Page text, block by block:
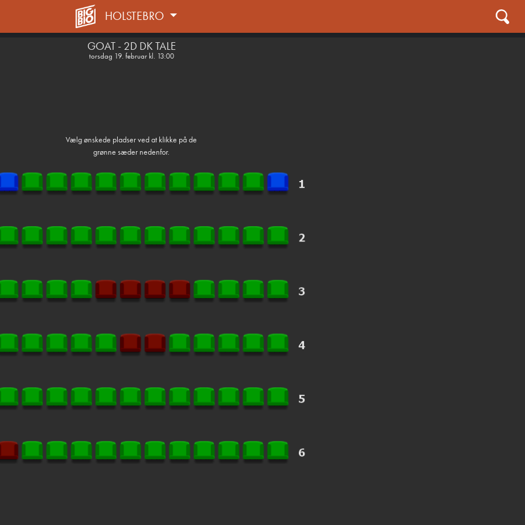
HOLSTEBRO
GOAT - 2D DK TALE
torsdag 19. februar kl. 13:00
Vælg ønskede pladser ved at klikke på de
grønne sæder nedenfor.
front03-cc 100709